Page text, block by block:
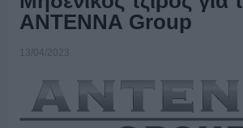
ΑΝΤΕΝΝΑ Group
13/04/2023